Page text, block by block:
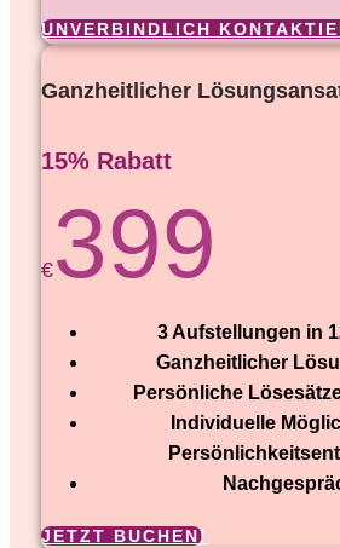
UNVERBINDLICH
Ganzheitlicher
15% Rabatt
€399
3 Aufstellungen in
Ganzheitlicher
Persönliche
Individuelle
JETZT BUCHEN!